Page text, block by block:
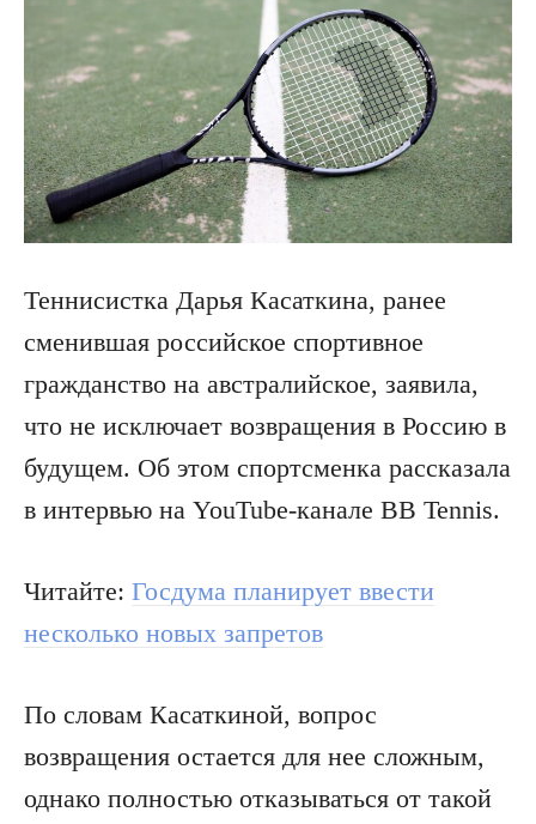
Теннисистка Дарья Касаткина, ранее
сменившая российское спортивное
гражданство на австралийское, заявила,
что не исключает возвращения в Россию в
будущем. Об этом спортсменка рассказала
в интервью на YouTube-канале BB Tennis.
Читайте: Госдума планирует ввести
несколько новых запретов
По словам Касаткиной, вопрос
возвращения остается для нее сложным,
однако полностью отказываться от такой